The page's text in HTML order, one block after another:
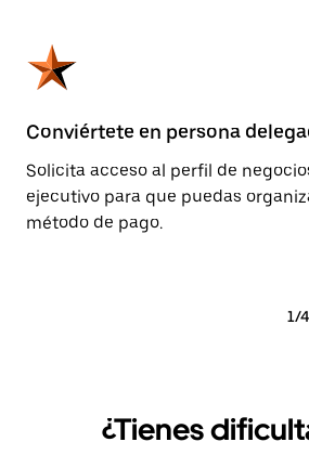
Conviértete en persona
Solicita acceso al perfil de
ejecutivo para que puedas
método de pago.
1/4
¿Tienes